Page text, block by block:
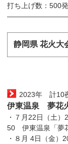
打ち上げ数：500発
静岡県 花火大
2023年 計10
伊東温泉 夢花
・７月22日（土
50 伊東温泉「夢
・８月 4日（金）